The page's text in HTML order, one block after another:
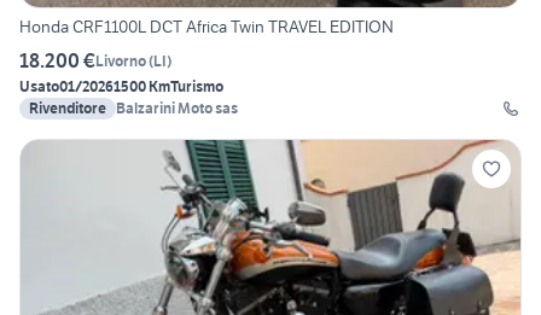
Honda CRF1100L DCT Africa Twin TRAVEL EDITION
18.200 €Livorno(LI)
Usato01/20261500 KmTurismo
Rivenditore Balzarini Moto sas